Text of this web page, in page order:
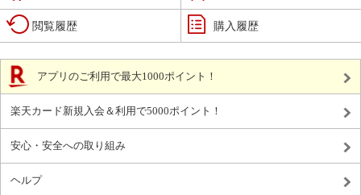
閲覧履歴 購入履歴
アプリのご利用で最大1000ポイント！
楽天カード新規入会＆利用で5000ポイント！
安心・安全への取り組み
ヘルプ